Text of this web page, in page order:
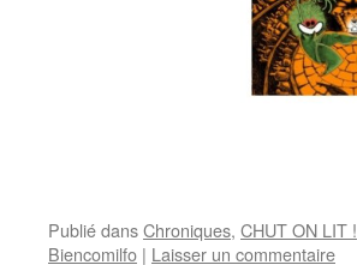
Publié dansChroniques, CHUT ON LIT !
Biencomilfo | Laisser un commentaire